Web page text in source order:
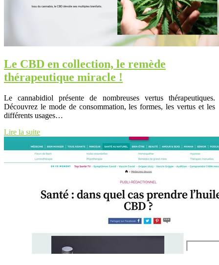
Le CBD en collection, le remède
thérapeutique miracle !
Le cannabidiol présente de nombreuses vertus thérapeutiques.
Découvrez le mode de consommation, les formes, les vertus et les
différents usages…
Lire la suite